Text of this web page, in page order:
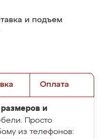
и подъем
Оплата
размеров и
Просто
из телефонов: